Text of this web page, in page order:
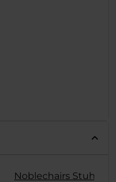
Noblechairs Stuhl 150